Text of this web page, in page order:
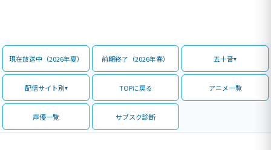
現在放送中（2026年夏） 前期終了（2026年春） 五十音
配信サイト別 TOPに戻る アニメ一覧
声優一覧 サブスク診断